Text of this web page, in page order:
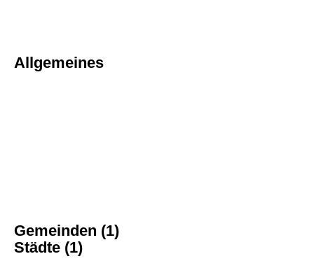
Allgemeines
Gemeinden (1)
Städte (1)